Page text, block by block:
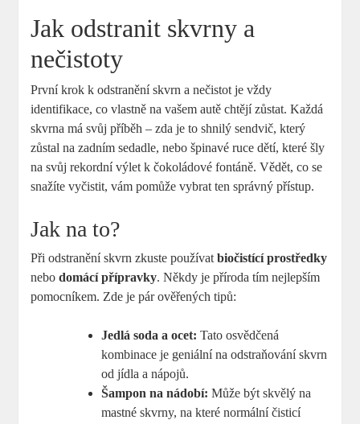
Jak odstranit skvrny a
nečistoty
První krok k odstranění skvrn a nečistot je vždy
identifikace, co vlastně na vašem autě chtějí zůstat. Každá
skvrna má svůj příběh – zda je to shnilý sendvič, který
zůstal na zadním sedadle, nebo špinavé ruce dětí, které šly
na svůj rekordní výlet k čokoládové fontáně. Vědět, co se
snažíte vyčistit, vám pomůže vybrat ten správný přístup.
Jak na to?
Při odstranění skvrn zkuste používatbiočistící prostředky
nebodomácí přípravky. Někdy je příroda tím nejlepším
pomocníkem. Zde je pár ověřených tipů:
Jedlá soda a ocet: Tato osvědčená
kombinace je geniální na odstraňování skvrn
od jídla a nápojů.
Šampon na nádobí: Může být skvělý na
mastné skvrny, na které normální čisticí